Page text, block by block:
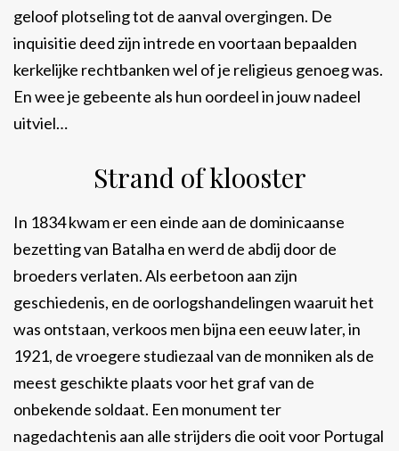
geloof plotseling tot de aanval overgingen. De
inquisitie deed zijn intrede en voortaan bepaalden
kerkelijke rechtbanken wel of je religieus genoeg was.
En wee je gebeente als hun oordeel in jouw nadeel
uitviel…
Strand of klooster
In 1834 kwam er een einde aan de dominicaanse
bezetting van Batalha en werd de abdij door de
broeders verlaten. Als eerbetoon aan zijn
geschiedenis, en de oorlogshandelingen waaruit het
was ontstaan, verkoos men bijna een eeuw later, in
1921, de vroegere studiezaal van de monniken als de
meest geschikte plaats voor het graf van de
onbekende soldaat. Een monument ter
nagedachtenis aan alle strijders die ooit voor Portugal